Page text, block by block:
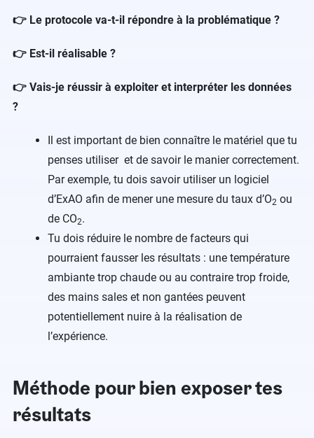
👉 Le protocole va-t-il répondre à la problématique ?
👉 Est-il réalisable ?
👉 Vais-je réussir à exploiter et interpréter les données
?
Il est important de bien connaître le matériel que tu
penses utiliser et de savoir le manier correctement.
Par exemple, tu dois savoir utiliser un logiciel
d’ExAO afin de mener une mesure du taux d’O2 ou
de CO2.
Tu dois réduire le nombre de facteurs qui
pourraient fausser les résultats : une température
ambiante trop chaude ou au contraire trop froide,
des mains sales et non gantées peuvent
potentiellement nuire à la réalisation de
l’expérience.
Méthode pour bien exposer tes
résultats